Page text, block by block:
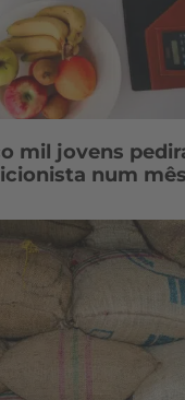
mil jovens
num mês